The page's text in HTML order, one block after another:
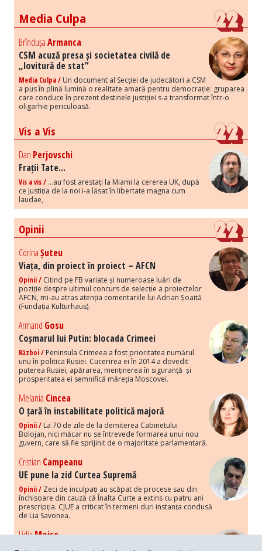
Media Culpa
BrîndușaArmanca
CSM acuză presa și societatea civilă de
„lovitură de stat”
Media Culpa / Un document al Secției de judecători a CSM
a pus în plină lumină o realitate amară pentru democrație: gruparea
care conduce în prezent destinele justiției s-a transformat într-o
oligarhie periculoasă.
Vis a Vis
Dan Perjovschi
Frații Tate...
Vis a vis / ...au fost arestați la Miami la cererea UK, după
ce Justiția de la noi i-a lăsat în libertate magna cum
laudae,
Opinii
CorinaȘuteu
Viața, din proiect în proiect – AFCN
Opinii / Citind pe FB variate și numeroase luări de
poziție despre ultimul concurs de selecție a proiectelor
AFCN, mi-au atras atenția comentariile lui Adrian Șoaită
(Fundația Kulturhaus).
Armand Gosu
Coșmarul lui Putin: blocada Crimeei
Război / Peninsula Crimeea a fost prioritatea numărul
unu în politica Rusiei. Cucerirea ei în 2014 a dovedit
puterea Rusiei, apărarea, menținerea în siguranță și
prosperitatea ei semnifică măreția Moscovei.
Melania Cincea
O țară în instabilitate politică majoră
Opinii / La 70 de zile de la demiterea Cabinetului
Bolojan, nici măcar nu se întrevede formarea unui nou
guvern, care să fie sprijinit de o majoritate parlamentară.
Cristian Campeanu
UE pune la zid Curtea Supremă
Opinii / Zeci de inculpați au scăpat de procese sau din
închisoare din cauză că Înalta Curte a extins cu patru ani
prescripția. CJUE a criticat în termeni duri instanța condusă
de Lia Savonea.
LidiaMoise
Costurile economice ale haosului politic